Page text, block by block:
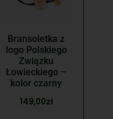
Bransoletka z
logo Polskiego
Związku
Łowieckiego –
kolor czarny
149,00zł